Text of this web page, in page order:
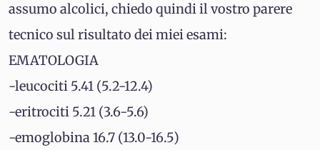
assumo alcolici, chiedo quindi il vostro parere
tecnico sul risultato dei miei esami:
EMATOLOGIA
-leucociti 5.41 (5.2-12.4)
-eritrociti 5.21 (3.6-5.6)
-emoglobina 16.7 (13.0-16.5)